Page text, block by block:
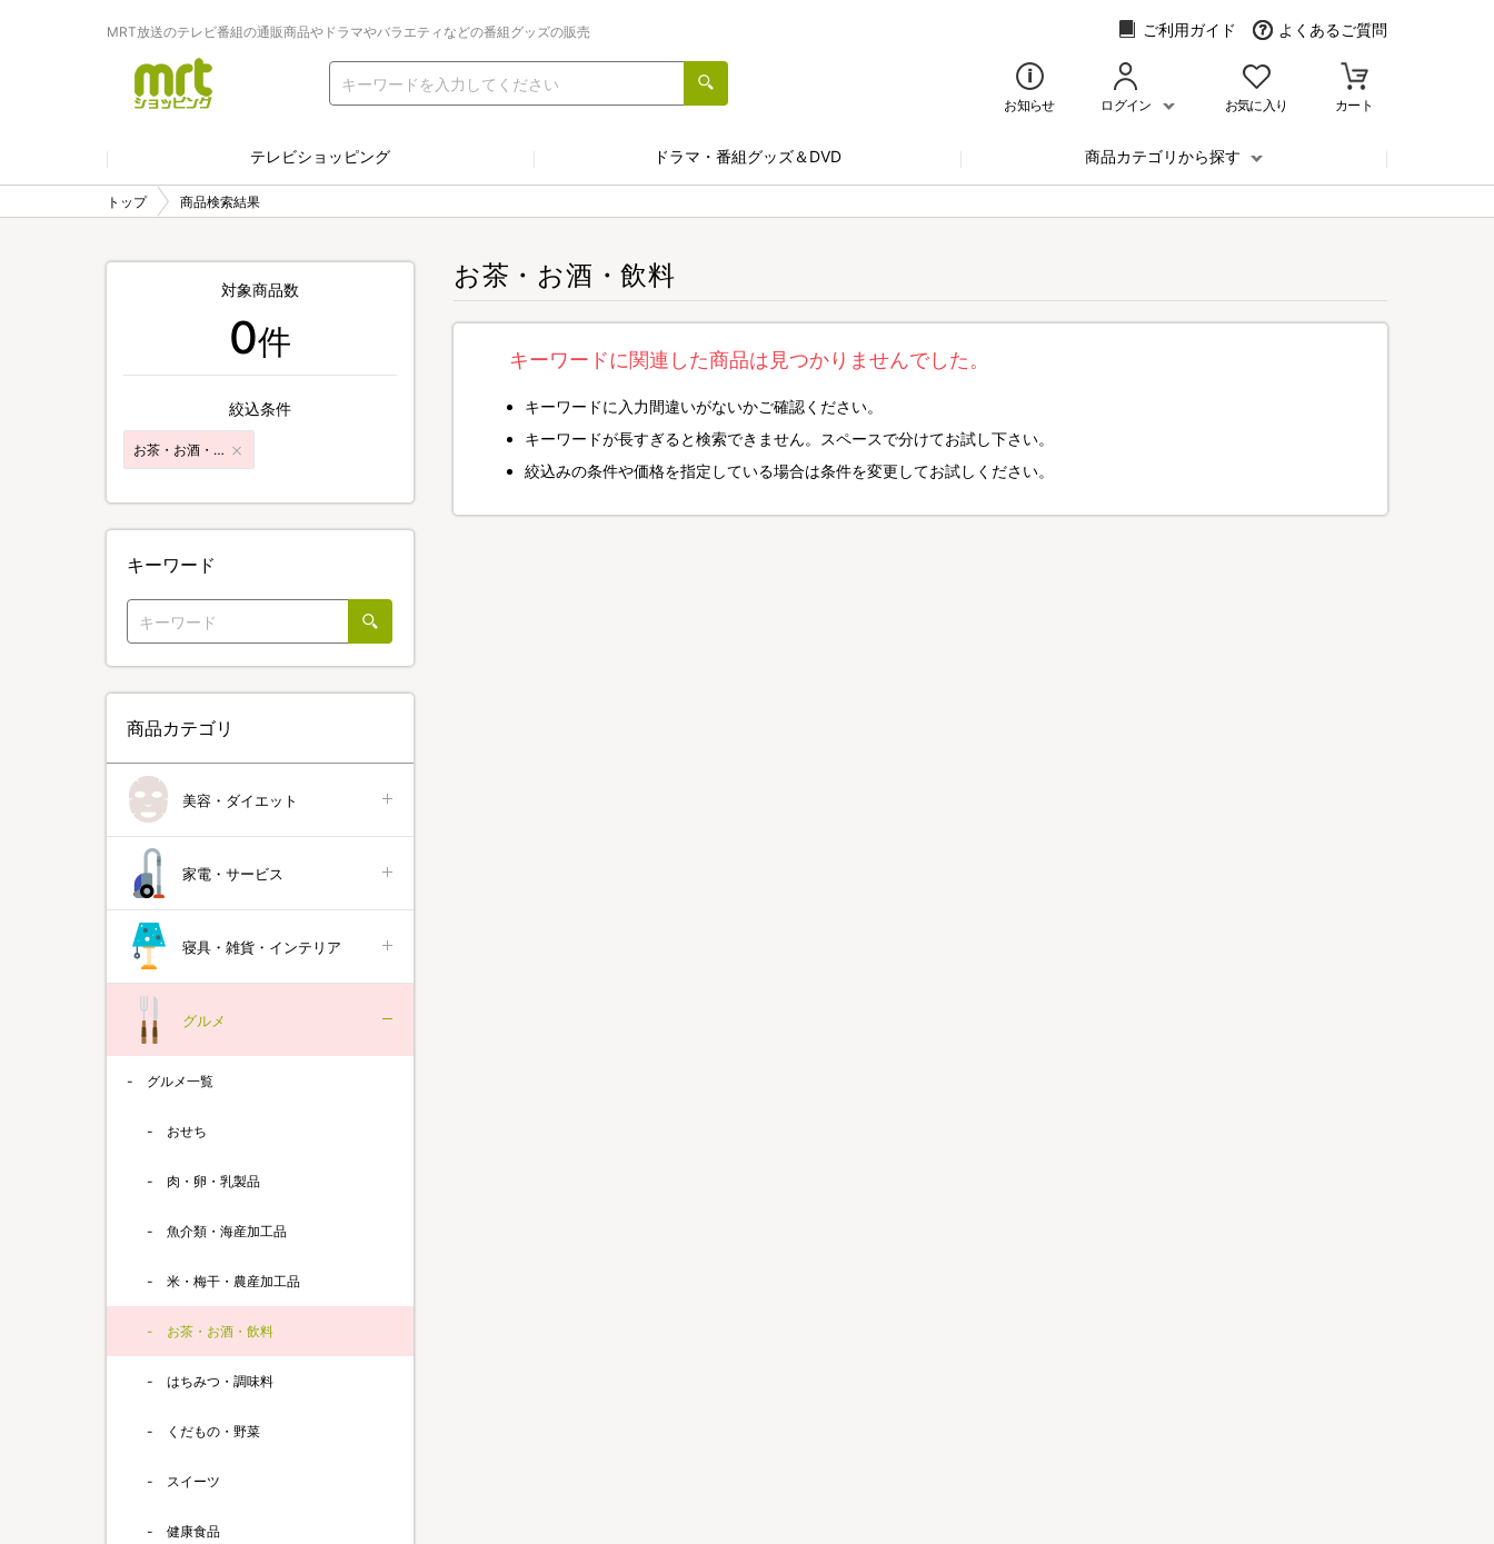
MRT放送のテレビ番組の通販商品やドラマやバラエティなどの番組グッズの販売 ご利用ガイド よくあるご質問
お知らせ ログイン お気に入り カート
テレビショッピング ドラマ・番組グッズ＆DVD 商品カテゴリから探す
トップ 商品検索結果
お茶・お酒・飲料
キーワードに関連した商品は見つかりませんでした。
キーワードに入力間違いがないかご確認ください。
キーワードが長すぎると検索できません。スペースで分けてお試し下さい。
絞込みの条件や価格を指定している場合は条件を変更してお試しください。
対象商品数
0件
絞込条件
お茶・お酒・飲料
キーワード
商品カテゴリ
美容・ダイエット
家電・サービス
寝具・雑貨・インテリア
グルメ
グルメ一覧
おせち
肉・卵・乳製品
魚介類・海産加工品
米・梅干・農産加工品
お茶・お酒・飲料
はちみつ・調味料
くだもの・野菜
スイーツ
健康食品